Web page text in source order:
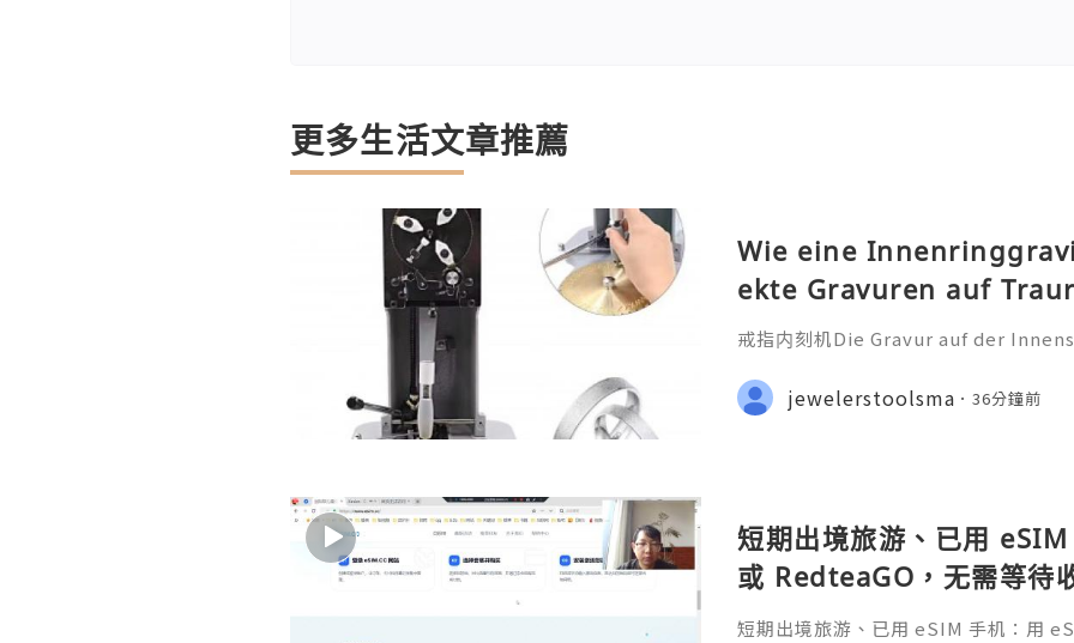
更多生活文章推薦
Wie eine
ekte Gravuren auf
戒指内刻机Die Gravur auf der
iche Botschaft, die oft ein Datum,
nderen Satz oder ein Symb
jewelerstoolsma 36分鐘前
短期出境旅游、已用
或 RedteaGO，无需等待
码 + 通话短信”（如打车
短期出境旅游、已用 eSIM 手机：用